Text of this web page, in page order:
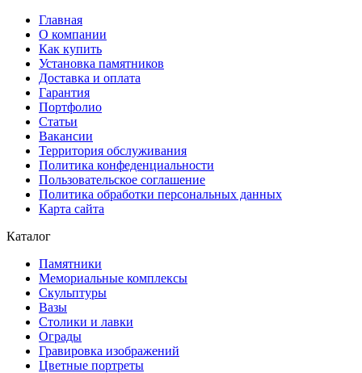
Главная
О компании
Как купить
Установка памятников
Доставка и оплата
Гарантия
Портфолио
Статьи
Вакансии
Территория обслуживания
Политика конфеденциальности
Пользовательское соглашение
Политика обработки персональных данных
Карта сайта
Каталог
Памятники
Мемориальные комплексы
Скульптуры
Вазы
Столики и лавки
Ограды
Гравировка изображений
Цветные портреты